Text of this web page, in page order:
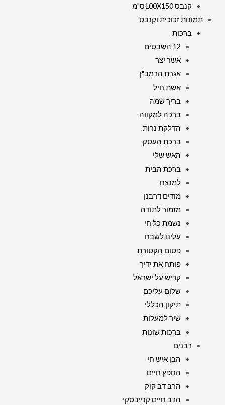
קנבס 100X150ס"מ
תמונות זכוכית וקנבס
ברכות
12 השבטים
אשר יצר
אגרת הרמב"ן
אשת חיל
בריך שמה
ברכה למקווה
הדלקת נרות
ברכת העסק
האש שלי
ברכת הבית
למנצח
מודים דרבנן
מזמור לתודה
נשמת כל חי
עלינו לשבח
פטום הקטורת
פותח את ידיך
קדיש על ישראל
שלום עליכם
תיקון הכללי
שיר למעלות
ברכות שונות
רבנים
הבן איש חי
החפץ חיים
הרב דב קוק
הרב חיים קנייבסקי